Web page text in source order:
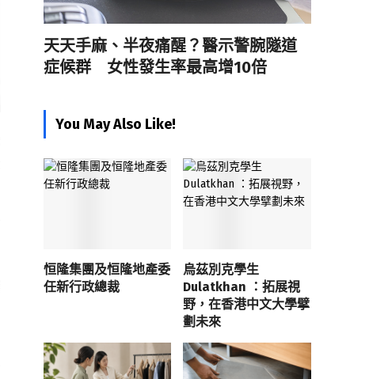
天天手麻、半夜痛醒？醫示警腕隧道
症候群 女性發生率最高增10倍
You May Also Like!
恒隆集團及恒隆地產委
任新行政總裁
烏茲別克學生
Dulatkhan ：拓展視
野，在香港中文大學擘
劃未來